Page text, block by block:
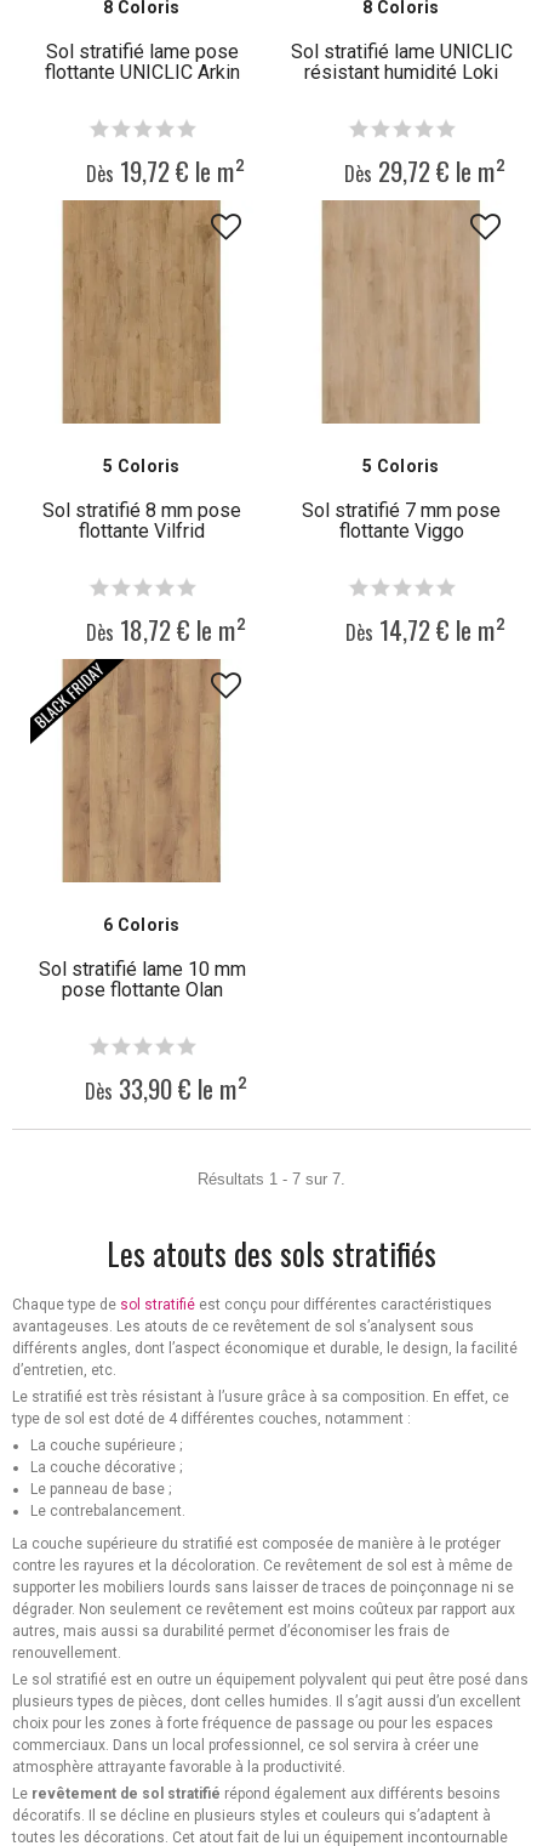
8 Coloris
Sol stratifié lame pose
flottante UNICLIC Arkin
Dès 19,72 € le m²
8 Coloris
Sol stratifié lame UNICLIC
résistant humidité Loki
Dès 29,72 € le m²
5 Coloris
Sol stratifié 8 mm pose
flottante Vilfrid
Dès 18,72 € le m²
5 Coloris
Sol stratifié 7 mm pose
flottante Viggo
Dès 14,72 € le m²
6 Coloris
Sol stratifié lame 10 mm
pose flottante Olan
Dès 33,90 € le m²
Résultats 1 - 7 sur 7.
Les atouts des sols stratifiés
Chaque type de sol stratifié est conçu pour différentes caractéristiques
avantageuses. Les atouts de ce revêtement de sol s’analysent sous
différents angles, dont l’aspect économique et durable, le design, la facilité
d’entretien, etc.
Le stratifié est très résistant à l’usure grâce à sa composition. En effet, ce
type de sol est doté de 4 différentes couches, notamment :
La couche supérieure ;
La couche décorative ;
Le panneau de base ;
Le contrebalancement.
La couche supérieure du stratifié est composée de manière à le protéger
contre les rayures et la décoloration. Ce revêtement de sol est à même de
supporter les mobiliers lourds sans laisser de traces de poinçonnage ni se
dégrader. Non seulement ce revêtement est moins coûteux par rapport aux
autres, mais aussi sa durabilité permet d’économiser les frais de
renouvellement.
Le sol stratifié est en outre un équipement polyvalent qui peut être posé dans
plusieurs types de pièces, dont celles humides. Il s’agit aussi d’un excellent
choix pour les zones à forte fréquence de passage ou pour les espaces
commerciaux. Dans un local professionnel, ce sol servira à créer une
atmosphère attrayante favorable à la productivité.
Le revêtement de sol stratifié répond également aux différents besoins
décoratifs. Il se décline en plusieurs styles et couleurs qui s’adaptent à
toutes les décorations. Cet atout fait de lui un équipement incontournable